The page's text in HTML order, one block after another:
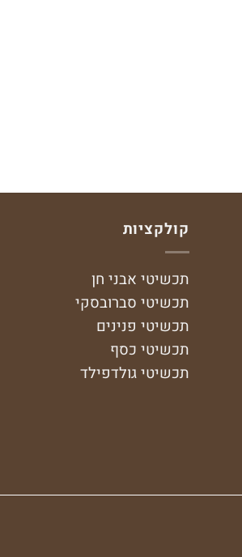
קולקציות
תכשיטי אבני חן
תכשיטי סברובסקי
תכשיטי פנינים
תכשיטי כסף
תכשיטי גולדפילד